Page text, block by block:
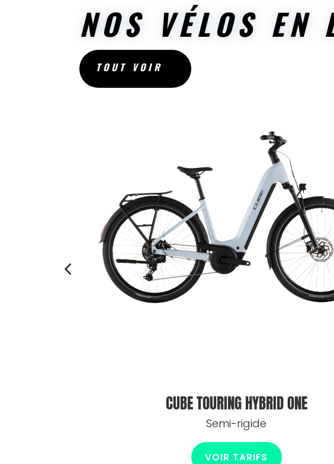
NOS VÉLOS EN
TOUT VOIR
CUBE TOURING HYBRID ONE
Semi-rigide
VOIR TARIFS